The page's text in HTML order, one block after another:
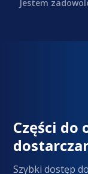
Jestem
Części do
Szybki dostęp